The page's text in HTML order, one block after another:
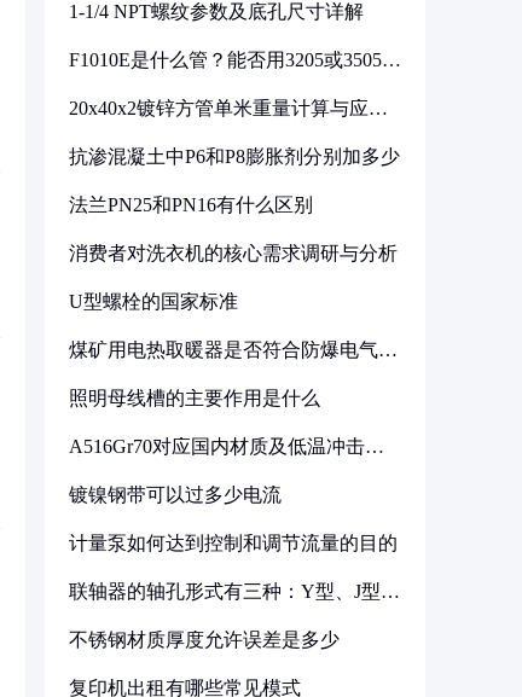
1-1/4 NPT螺纹参数及底孔尺寸详解
F1010E是什么管？能否用3205或3505代
20x40x2镀锌方管单米重量计算与应用
抗渗混凝土中P6和P8膨胀剂分别加多少
法兰PN25和PN16有什么区别
消费者对洗衣机的核心需求调研与分析
U型螺栓的国家标准
煤矿用电热取暖器是否符合防爆电气设
照明母线槽的主要作用是什么
A516Gr70对应国内材质及低温冲击要
镀镍钢带可以过多少电流
计量泵如何达到控制和调节流量的目的
联轴器的轴孔形式有三种：Y型、J型、
不锈钢材质厚度允许误差是多少
复印机出租有哪些常见模式